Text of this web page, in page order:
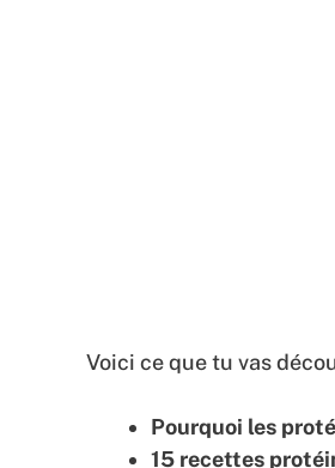
Voici ce que tu vas
Pourquoi les
15 recettes